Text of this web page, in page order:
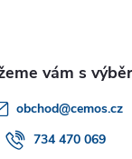
obchod@cemos.cz
734 470 069